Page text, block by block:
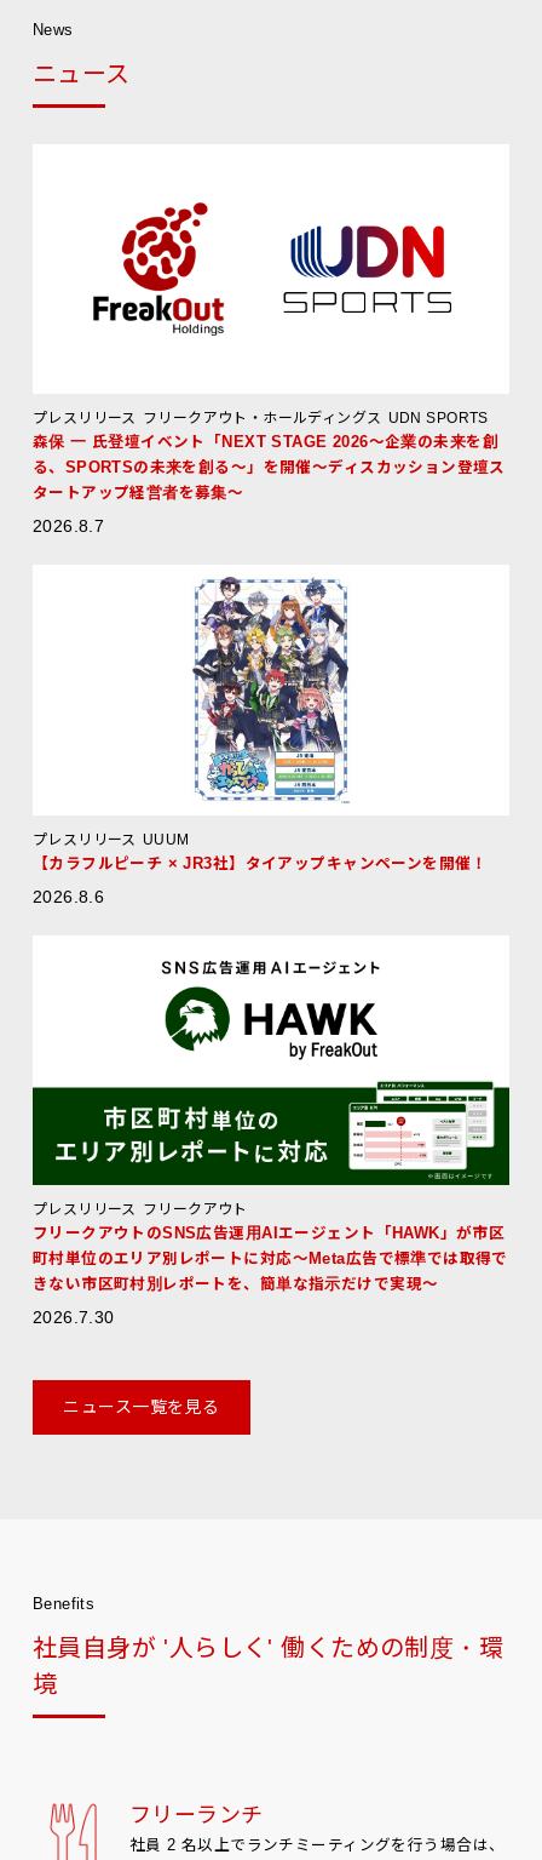
News
ニュース
プレスリリース フリークアウト・ホールディングス UDN SPORTS
森保 一 氏登壇イベント「NEXT STAGE 2026〜企業の未来を創
る、SPORTSの未来を創る〜」を開催〜ディスカッション登壇ス
タートアップ経営者を募集〜
2026.8.7
プレスリリース
UUUM
【カラフルピーチ × JR3社】タイアップキャンペーンを開催！
2026.8.6
プレスリリース フリークアウト
フリークアウトのSNS広告運用AIエージェント「HAWK」が市区
町村単位のエリア別レポートに対応～Meta広告で標準では取得で
きない市区町村別レポートを、簡単な指示だけで実現～
2026.7.30
ニュース一覧を見る
Benefits
社員自身が '人らしく' 働くための制度・環
境
フリーランチ
社員 2 名以上でランチミーティングを行う場合は、